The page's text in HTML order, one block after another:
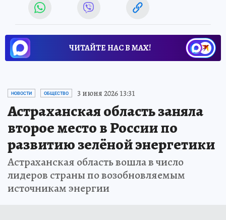
ЧИТАЙТЕ НАС В МАХ!
НОВОСТИ ОБЩЕСТВО 3 июня 2026 13:31
Астраханская область заняла
второе место в России по
развитию зелёной энергетики
Астраханская область вошла в число
лидеров страны по возобновляемым
источникам энергии